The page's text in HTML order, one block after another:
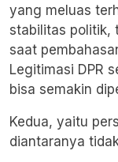
yang meluas
stabilitas politik,
saat
Legitimasi DPR
bisa semakin
Kedua, yaitu
diantaranya